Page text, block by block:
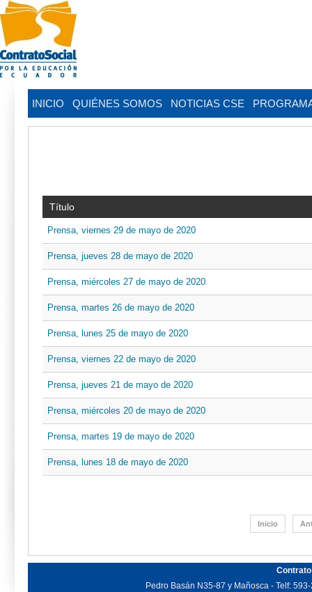
INICIO QUIÉNES SOMOS NOTICIAS CSE
Título
Prensa, viernes 29 de mayo de 2020
Prensa, jueves 28 de mayo de 2020
Prensa, miércoles 27 de mayo de 2020
Prensa, martes 26 de mayo de 2020
Prensa, lunes 25 de mayo de 2020
Prensa, viernes 22 de mayo de 2020
Prensa, jueves 21 de mayo de 2020
Prensa, miércoles 20 de mayo de 2020
Prensa, martes 19 de mayo de 2020
Prensa, lunes 18 de mayo de 2020
Inicio
Pedro Basán N35-87 y Mañosca - Telf: